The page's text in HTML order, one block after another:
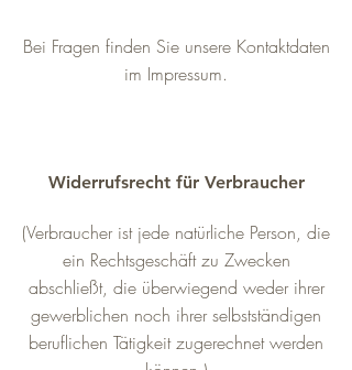
Bei Fragen finden Sie unsere Kontaktdaten
im Impressum.
Widerrufsrecht für Verbraucher
(Verbraucher ist jede natürliche Person, die
ein Rechtsgeschäft zu Zwecken
abschließt, die überwiegend weder ihrer
gewerblichen noch ihrer selbstständigen
beruflichen Tätigkeit zugerechnet werden